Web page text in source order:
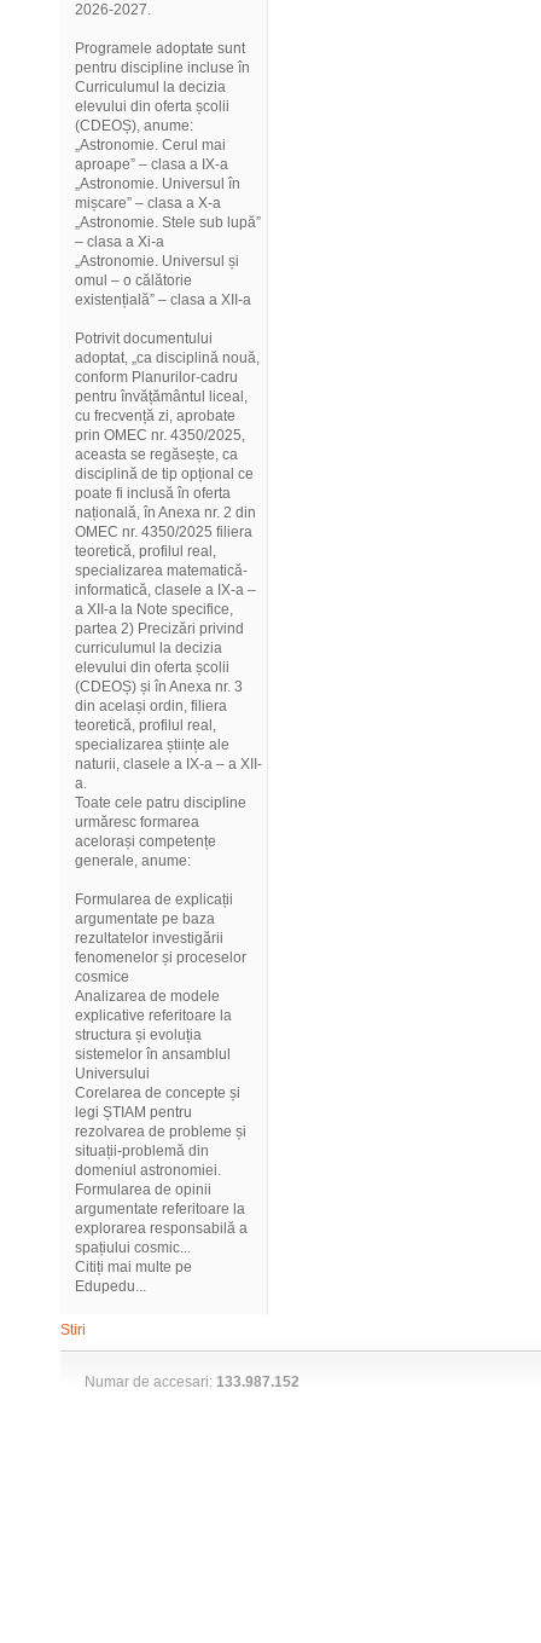
2026-2027.
Programele adoptate sunt
pentru discipline incluse în
Curriculumul la decizia
elevului din oferta școlii
(CDEOȘ), anume:
„Astronomie. Cerul mai
aproape” – clasa a IX-a
„Astronomie. Universul în
mișcare” – clasa a X-a
„Astronomie. Stele sub lupă”
– clasa a Xi-a
„Astronomie. Universul și
omul – o călătorie
existențială” – clasa a XII-a
Potrivit documentului
adoptat, „ca disciplină nouă,
conform Planurilor-cadru
pentru învățământul liceal,
cu frecvență zi, aprobate
prin OMEC nr. 4350/2025,
aceasta se regăsește, ca
disciplină de tip opțional ce
poate fi inclusă în oferta
națională, în Anexa nr. 2 din
OMEC nr. 4350/2025 filiera
teoretică, profilul real,
specializarea matematică-
informatică, clasele a IX-a –
a XII-a la Note specifice,
partea 2) Precizări privind
curriculumul la decizia
elevului din oferta școlii
(CDEOȘ) și în Anexa nr. 3
din același ordin, filiera
teoretică, profilul real,
specializarea științe ale
naturii, clasele a IX-a – a XII-
a.
Toate cele patru discipline
urmăresc formarea
acelorași competențe
generale, anume:
Formularea de explicații
argumentate pe baza
rezultatelor investigării
fenomenelor și proceselor
cosmice
Analizarea de modele
explicative referitoare la
structura și evoluția
sistemelor în ansamblul
Universului
Corelarea de concepte și
legi ȘTIAM pentru
rezolvarea de probleme și
situații-problemă din
domeniul astronomiei.
Formularea de opinii
argumentate referitoare la
explorarea responsabilă a
spațiului cosmic...
Citiți mai multe pe
Edupedu...
Stiri
Numar de accesari: 133.987.152